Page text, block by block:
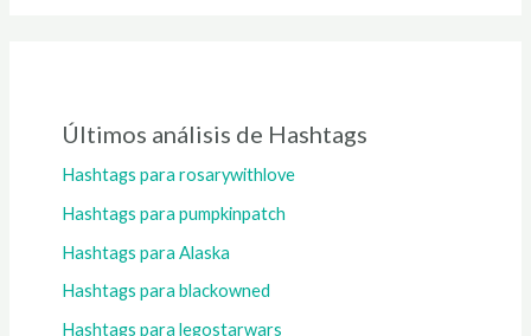
Últimos análisis de Hashtags
Hashtags para rosarywithlove
Hashtags para pumpkinpatch
Hashtags para Alaska
Hashtags para blackowned
Hashtags para legostarwars